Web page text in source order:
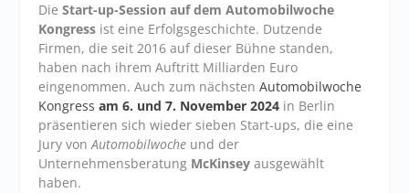
DieStart-up-Session auf dem Automobilwoche
Kongress ist eine Erfolgsgeschichte. Dutzende
Firmen, die seit 2016 auf dieser Bühne standen,
haben nach ihrem Auftritt Milliarden Euro
eingenommen. Auch zum nächstenAutomobilwoche
Kongressam 6. und 7. November 2024 in Berlin
präsentieren sich wieder sieben Start-ups, die eine
Jury vonAutomobilwoche und der
Unternehmensberatung McKinseyausgewählt
haben.